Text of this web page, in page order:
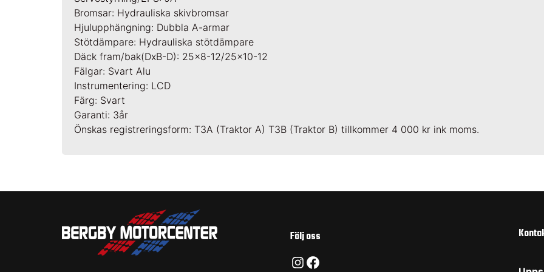
Bromsar: Hydrauliska skivbromsar
Hjulupphängning: Dubbla A-armar
Stötdämpare: Hydrauliska stötdämpare
Däck fram/bak(DxB-D): 25×8-12/25×10-12
Fälgar: Svart Alu
Instrumentering: LCD
Färg: Svart
Garanti: 3år
Önskas registreringsform: T3A (Traktor A) T3B (Traktor B) tillkommer 4 000 kr ink moms.
Följ oss
Instagram
Facebook